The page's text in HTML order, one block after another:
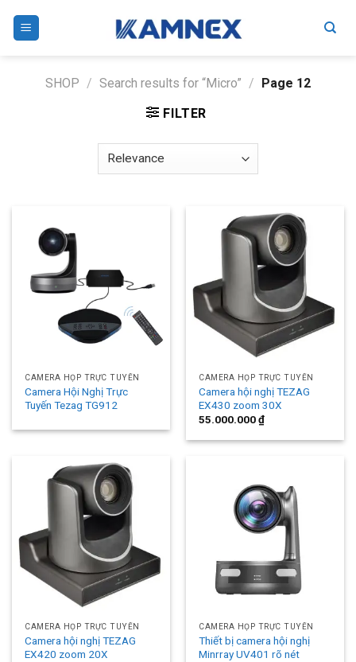
SHOP / Search results for “Micro” / Page 12
FILTER
CAMERA HỌP TRỰC TUYẾN
Camera Hội Nghị Trực
Tuyến Tezag TG912
CAMERA HỌP TRỰC TUYẾN
Camera hội nghị TEZAG
EX430 zoom 30X
55.000.000₫
CAMERA HỌP TRỰC TUYẾN
Camera hội nghị TEZAG
EX420 zoom 20X
CAMERA HỌP TRỰC TUYẾN
Thiết bị camera hội nghị
Minrray UV401 rõ nét